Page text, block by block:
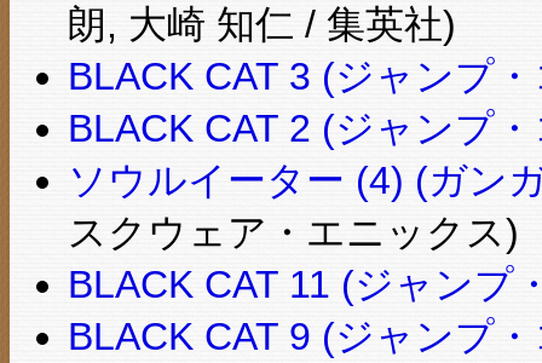
朗, 大崎 知仁 / 集英社)
BLACK CAT 3 (ジャンプ
BLACK CAT 2 (ジャンプ
ソウルイーター (4) (ガン
スクウェア・エニックス)
BLACK CAT 11 (ジャンプ
BLACK CAT 9 (ジャンプ